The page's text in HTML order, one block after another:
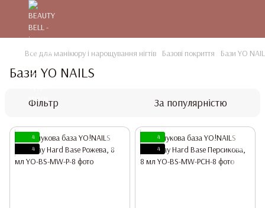
Все для манікюру і нарощування нігтів Базові покриття Бази YO
Бази YO NAILS
Фільтр За популярністю
4
4
4
4